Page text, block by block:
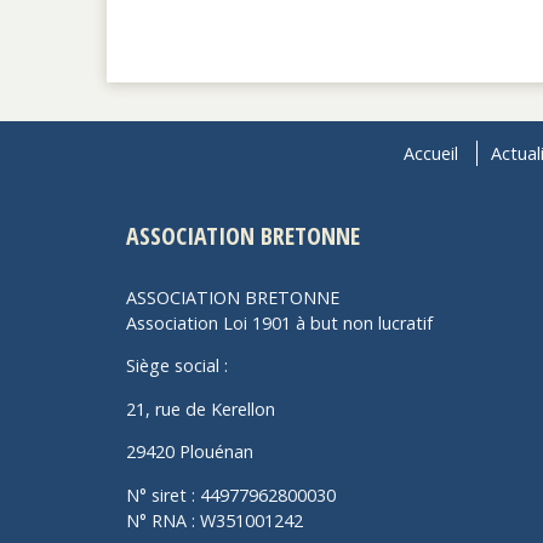
Accueil
ASSOCIATION BRETONNE
ASSOCIATION BRETONNE
Association Loi 1901 à but non lucratif
Siège social :
21, rue de Kerellon
29420 Plouénan
N° siret : 44977962800030
N° RNA : W351001242